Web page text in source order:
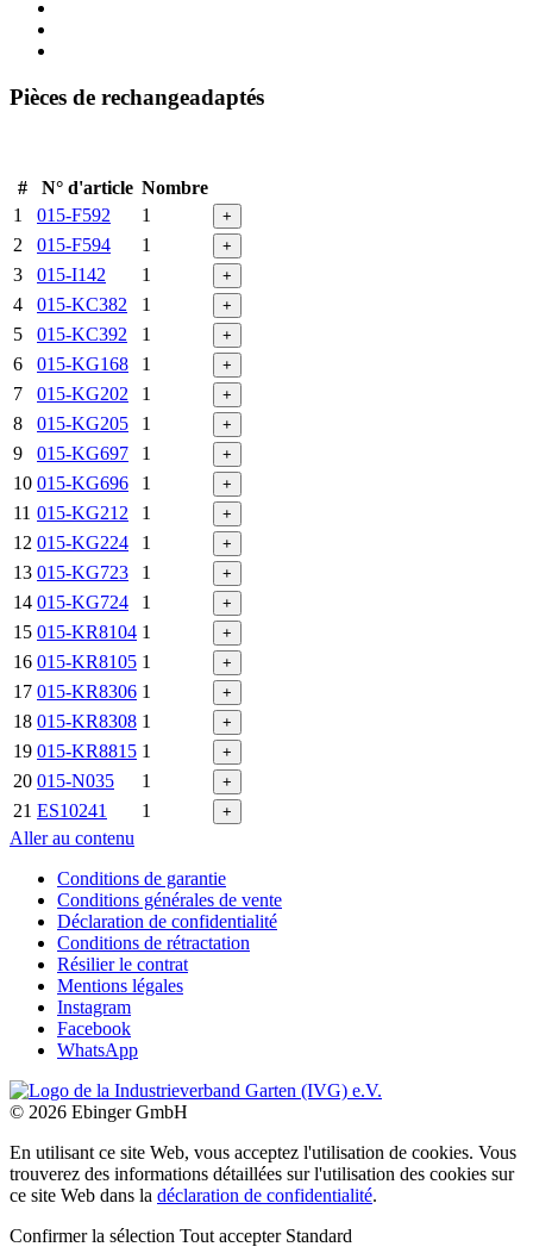
Pièces de rechangeadaptés
# N° d'article Nombre
1
015-F592 1 +
2 015-F594 1 +
3 015-I142 1 +
4 015-KC382 1 +
5 015-KC392 1 +
6 015-KG168 1 +
7 015-KG202 1 +
8 015-KG205 1 +
9 015-KG697 1 +
10 015-KG696 1 +
11 015-KG212 1 +
12 015-KG224 1 +
13 015-KG723 1 +
14 015-KG724 1 +
15 015-KR8104 1 +
16 015-KR8105 1 +
17 015-KR8306 1 +
18 015-KR8308 1 +
19 015-KR8815 1 +
20 015-N035 1 +
21 ES10241 1 +
Aller au contenu
Conditions de garantie
Conditions générales de vente
Déclaration de confidentialité
Conditions de rétractation
Résilier le contrat
Mentions légales
Instagram
Facebook
WhatsApp
© 2026 Ebinger GmbH
En utilisant ce site Web, vous acceptez l'utilisation de cookies. Vous
trouverez des informations détaillées sur l'utilisation des cookies sur
ce site Web dans la déclaration de confidentialité.
Confirmer la sélection Tout accepter Standard